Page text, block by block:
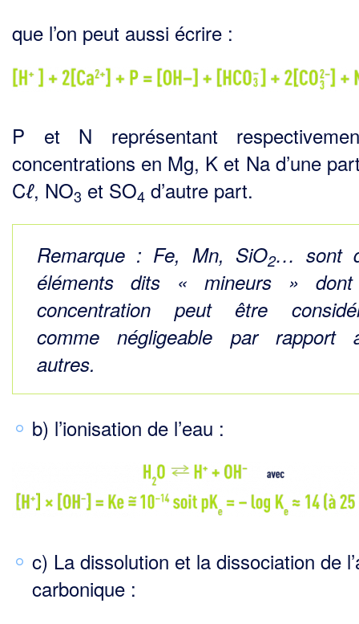
que l’on peut aussi écrire :
P et N représentant
concentrations en Mg, K et Na d’une
Cℓ, NO3 et SO4 d’autre part.
Remarque : Fe, Mn, SiO2… sont
éléments dits « mineurs »
concentration peut être
comme négligeable par rapport
autres.
b) l’ionisation de l’eau :
c) La dissolution et la dissociation de
carbonique :